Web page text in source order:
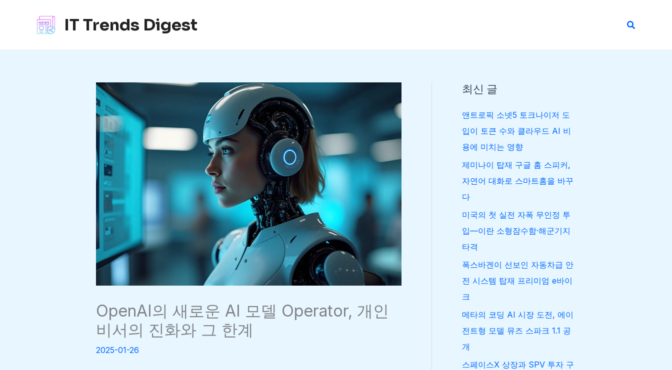
IT Trends Digest
검
OpenAI의 새로운 AI 모델 Operator, 개인
비서의 진화와 그 한계
2025-01-26
최신 글
앤트로픽 소넷5 토크나이저 도
입이 토큰 수와 클라우드 AI 비
용에 미치는 영향
제미나이 탑재 구글 홈 스피커,
자연어 대화로 스마트홈을 바꾸
다
미국의 첫 실전 자폭 무인정 투
입—이란 소형잠수함·해군기지
타격
폭스바겐이 선보인 자동차급 안
전 시스템 탑재 프리미엄 e바이
크
메타의 코딩 AI 시장 도전, 에이
전트형 모델 뮤즈 스파크 1.1 공
개
스페이스X 상장과 SPV 투자 구